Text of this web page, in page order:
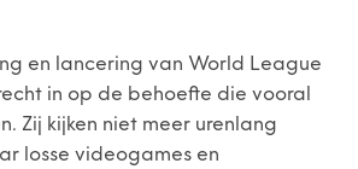
en lancering van World League
in op de behoefte die vooral
Zij kijken niet meer urenlang
losse videogames en